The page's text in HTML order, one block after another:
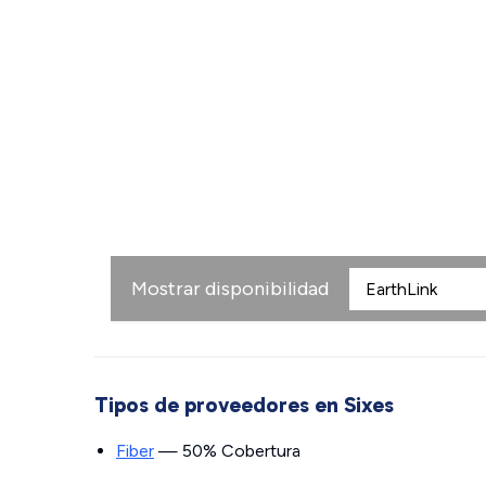
Mostrar disponibilidad
Tipos de proveedores en Sixes
Fiber — 50% Cobertura